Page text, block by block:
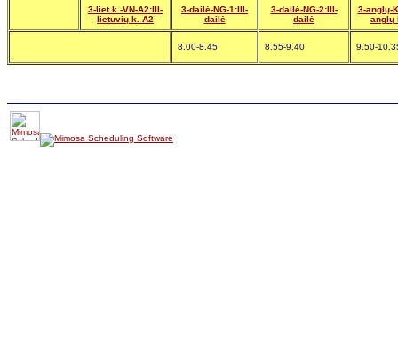
3-liet.k.-VN-A2:III-
lietuvių k. A2
3-dailė-NG-1:III-
dailė
3-dailė-NG-2:III-
dailė
3-anglų-
anglų
8.00-8.45 8.55-9.40 9.50-